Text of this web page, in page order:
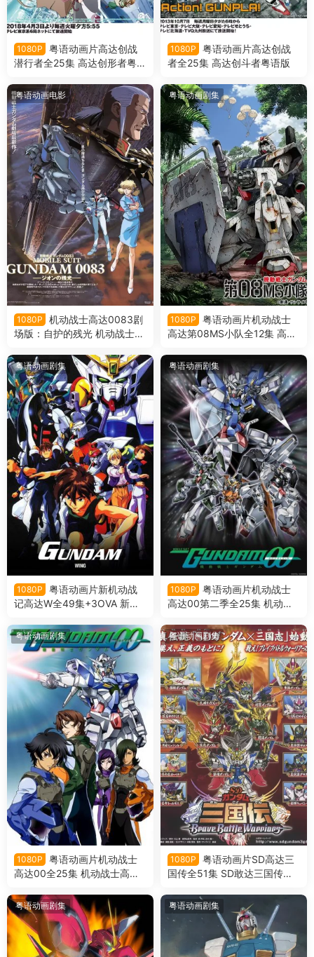
1080P
粤语动画片高达创战
潜行者全25集 高达创形者粤语
1080P
粤语动画片高达创战
者全25集 高达创斗者粤语版
粤语动画电影
1080P
机动战士高达0083剧
场版：自护的残光 机动战士高
粤语版
粤语动画剧集
1080P
粤语动画片机动战士
高达第08MS小队全12集 高达
粤语动画剧集
1080P
粤语动画片新机动战
记高达W全49集+3OVA 新机
粤语动画剧集
1080P
粤语动画片机动战士
高达00第二季全25集 机动战
粤语动画剧集
1080P
粤语动画片机动战士
高达00全25集 机动战士高达0
粤语动画剧集
1080P
粤语动画片SD高达三
国传全51集 SD敢达三国传粤
粤语动画剧集 粤语动画剧集